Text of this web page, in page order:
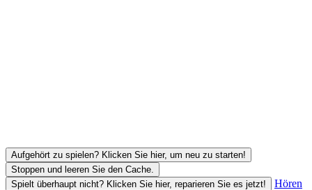
Aufgehört zu spielen? Klicken Sie hier, um neu zu starten!
Stoppen und leeren Sie den Cache.
Spielt überhaupt nicht? Klicken Sie hier, reparieren Sie es jetzt!
Hören